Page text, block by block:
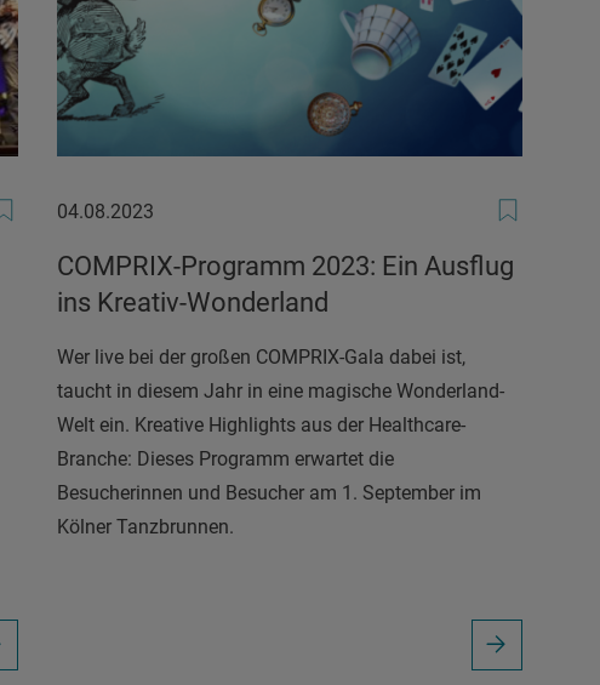
04.08.2023
04.08.2023
COMPRIX-Programm 2023: Ein Ausflug
ins Kreativ-Wonderland
Wer live bei der großen COMPRIX-Gala dabei ist,
taucht in diesem Jahr in eine magische Wonderland-
Welt ein. Kreative Highlights aus der Healthcare-
Branche: Dieses Programm erwartet die
Besucherinnen und Besucher am 1. September im
Kölner Tanzbrunnen.